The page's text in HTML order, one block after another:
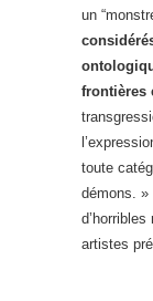
un
frontières
toute
démons. »
artistes